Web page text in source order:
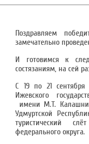
Поздравляем
замечательно
И готовимся к
состязаниям, на сей
С 19 по 21 сентября
Ижевского
имени М.Т.
Удмуртской
туристический
федерального округа.